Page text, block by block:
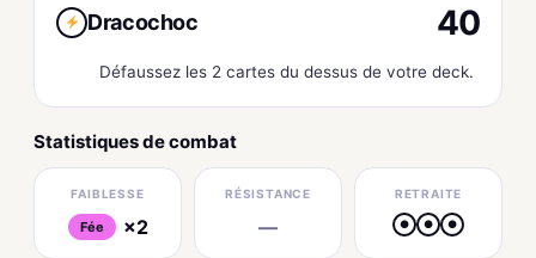
Dracochoc 40
Défaussez les 2 cartes du dessus de votre deck.
Statistiques de combat
FAIBLESSE
Fée ×2
RÉSISTANCE
—
RETRAITE
● ● ●